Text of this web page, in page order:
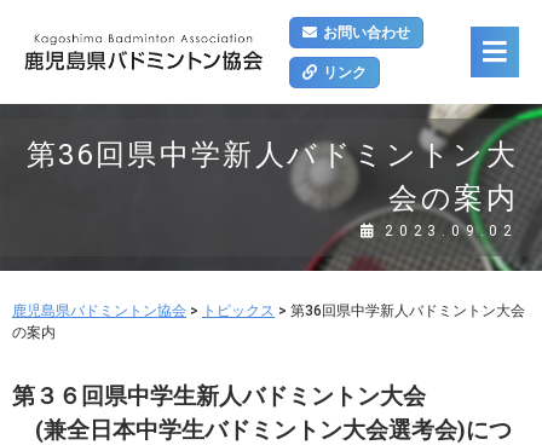
お問い合わせ
リンク
第36回県中学新人バドミントン大
会の案内
2023.09.02
鹿児島県バドミントン協会 > トピックス > 第36回県中学新人バドミントン大会
の案内
第３６回県中学生新人バドミントン大会
(兼全日本中学生バドミントン大会選考会)につ